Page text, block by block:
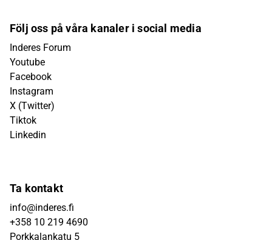
Följ oss på våra kanaler i social media
Inderes Forum
Youtube
Facebook
Instagram
X (Twitter)
Tiktok
Linkedin
Ta kontakt
info@inderes.fi
+358 10 219 4690
Porkkalankatu 5